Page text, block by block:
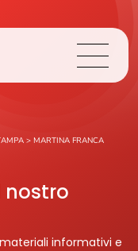
> MARTINA FRANCA
nostro
informativi e